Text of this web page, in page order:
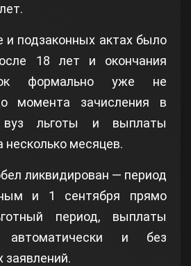
и подзаконных актах было
18 лет и окончания
формально уже не
момента зачисления в
льготы и выплаты
несколько месяцев.
ликвидирован — период
и 1 сентября прямо
период, выплаты
автоматически и без
заявлений.